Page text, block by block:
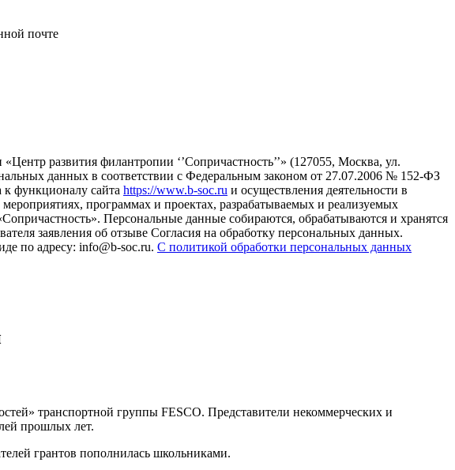
почте
развития филантропии ‘’Сопричастность’’» (127055, Москва, ул.
данных в соответствии с Федеральным законом от 27.07.2006 № 152-ФЗ
функционалу сайта https://www.b-soc.ru и осуществления деятельности в
программах и проектах, разрабатываемых и реализуемых
Персональные данные собираются, обрабатываются и хранятся
заявления об отзыве Согласия на обработку персональных данных.
по адресу: info@b-soc.ru. С политикой обработки персональных данных
транспортной группы FESCO. Представители некоммерческих и
прошлых лет.
грантов пополнилась школьниками.